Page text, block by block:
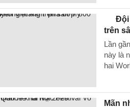
Đội
trên
Lần
này là
hai
Mãn